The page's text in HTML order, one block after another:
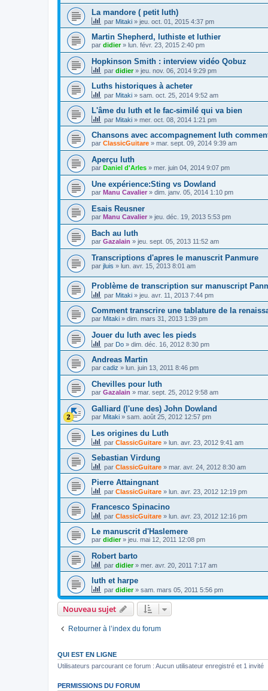
La mandore ( petit luth)
par Mitaki » jeu. oct. 01, 2015 4:37 pm
Martin Shepherd, luthiste et luthier
par didier» lun. févr. 23, 2015 2:40 pm
Hopkinson Smith : interview vidéo Qobuz
par didier» jeu. nov. 06, 2014 9:29 pm
Luths historiques à acheter
par Mitaki » sam. oct. 25, 2014 9:52 am
L'âme du luth et le fac-similé qui va bien
par Mitaki » mer. oct. 08, 2014 1:21 pm
Chansons avec accompagnement luth
par ClassicGuitare » mar. sept. 09, 2014 9:39 am
Aperçu luth
par Daniel d'Arles » mer. juin 04, 2014 9:07 pm
Une expérience:Sting vs Dowland
par Manu Cavalier » dim. janv. 05, 2014 1:10 pm
Esais Reusner
par Manu Cavalier » jeu. déc. 19, 2013 5:53 pm
Bach au luth
par Gazalain » jeu. sept. 05, 2013 11:52 am
Transcriptions d'apres le manuscrit Panmure
par jluis » lun. avr. 15, 2013 8:01 am
Problème de transcription sur manuscript
par Mitaki » jeu. avr. 11, 2013 7:44 pm
Comment transcrire une tablature de la
par Mitaki » dim. mars 31, 2013 1:39 pm
Jouer du luth avec les pieds
par Do » dim. déc. 16, 2012 8:30 pm
Andreas Martin
par cadiz » lun. juin 13, 2011 8:46 pm
Chevilles pour luth
par Gazalain » mar. sept. 25, 2012 9:58 am
Galliard (l'une des) John Dowland
par Mitaki » sam. août 25, 2012 12:57 pm
Les origines du Luth
par ClassicGuitare » lun. avr. 23, 2012 9:41 am
Sebastian Virdung
par ClassicGuitare » mar. avr. 24, 2012 8:30 am
Pierre Attaingnant
par ClassicGuitare » lun. avr. 23, 2012 12:19 pm
Francesco Spinacino
par ClassicGuitare » lun. avr. 23, 2012 12:16 pm
Le manuscrit d'Haslemere
par didier» jeu. mai 12, 2011 12:08 pm
Robert barto
par didier» mer. avr. 20, 2011 7:17 am
luth et harpe
par didier» sam. mars 05, 2011 5:56 pm
Nouveau sujet
Retourner à l’index du forum
QUI EST EN LIGNE
Utilisateurs parcourant ce forum : Aucun utilisateur enregistré et 1 invité
PERMISSIONS DU FORUM